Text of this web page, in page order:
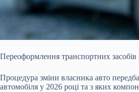
Переоформлення транспортних засобів
Процедура зміни власника авто
автомобіля у 2026 році та з яких